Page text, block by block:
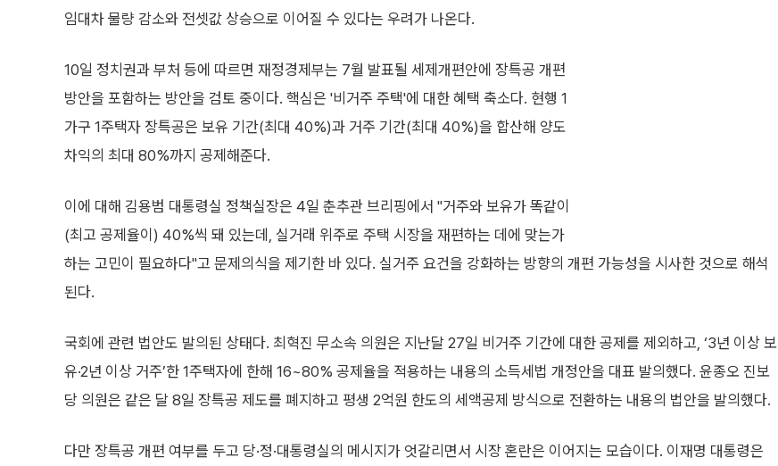
임대차 물량 감소와 전셋값 상승으로 이어질 수 있다는 우려가 나온다.
10일 정치권과 부처 등에 따르면 재정경제부는 7월 발표될 세제개편안에 장특공 개편
방안을 포함하는 방안을 검토 중이다. 핵심은 '비거주 주택'에 대한 혜택 축소다. 현행 1
가구 1주택자 장특공은 보유 기간(최대 40%)과 거주 기간(최대 40%)을 합산해 양도
차익의 최대 80%까지 공제해준다.
이에 대해 김용범 대통령실 정책실장은 4일 춘추관 브리핑에서 "거주와 보유가 똑같이
(최고 공제율이) 40%씩 돼 있는데, 실거래 위주로 주택 시장을 재편하는 데에 맞는가
하는 고민이 필요하다"고 문제의식을 제기한 바 있다. 실거주 요건을 강화하는 방향의 개편 가능성을 시사한 것으로 해석
된다.
국회에 관련 법안도 발의된 상태다. 최혁진 무소속 의원은 지난달 27일 비거주 기간에 대한 공제를 제외하고, ‘3년 이상 보
유·2년 이상 거주’한 1주택자에 한해 16~80% 공제율을 적용하는 내용의 소득세법 개정안을 대표 발의했다. 윤종오 진보
당 의원은 같은 달 8일 장특공 제도를 폐지하고 평생 2억원 한도의 세액공제 방식으로 전환하는 내용의 법안을 발의했다.
다만 장특공 개편 여부를 두고 당·정·대통령실의 메시지가 엇갈리면서 시장 혼란은 이어지는 모습이다. 이재명 대통령은